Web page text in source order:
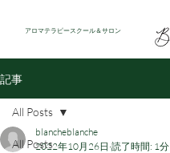
アロマテラピースクール＆サロン
記事
All Posts
All Posts
blancheblanche
2022年10月26日 読了時間: 1分